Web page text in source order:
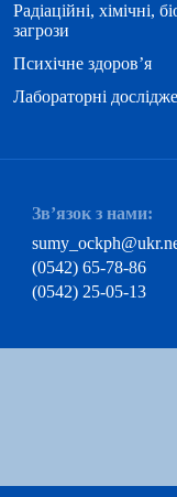
Радіаційні, хімічні,
загрози
Психічне здоров’я
Лабораторні
Зв’язок з нами:
(0542) 65-78-86
(0542) 25-05-13